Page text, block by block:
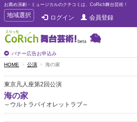
お薦め演劇・ミュージカルのクチコミは、CoRich舞台芸術！
T
o
g
g
e
n
a
v
i
g
地域選択 ログイン 会員登録
バナー広告お申込み
HOME 公演 海の家
東京凡人座第2回公演
海の家
～ウルトラバイオレットラブ～